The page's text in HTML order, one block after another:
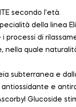
secondo l’età.
della linea
di
nella quale
subterranea e
e
Glucoside